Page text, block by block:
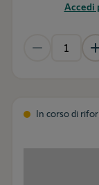
Accedi
In corso di